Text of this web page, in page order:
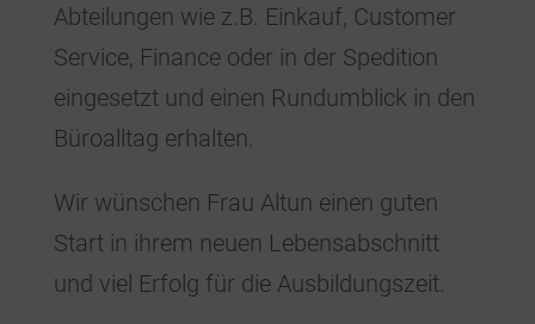
Abteilungen wie z.B. Einkauf, Customer
Service, Finance oder in der Spedition
eingesetzt und einen Rundumblick in den
Büroalltag erhalten.
Wir wünschen Frau Altun einen guten
Start in ihrem neuen Lebensabschnitt
und viel Erfolg für die Ausbildungszeit.